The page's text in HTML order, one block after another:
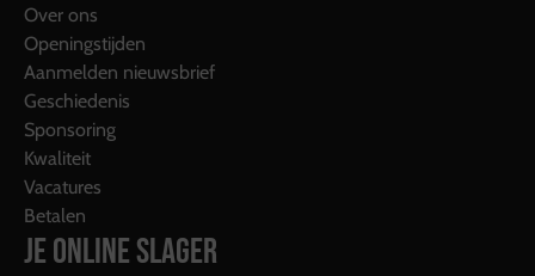
Over ons
Openingstijden
Aanmelden nieuwsbrief
Geschiedenis
Sponsoring
Kwaliteit
Vacatures
Betalen
JE ONLINE SLAGER